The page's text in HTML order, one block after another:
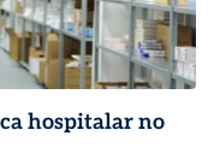
hospitalar no